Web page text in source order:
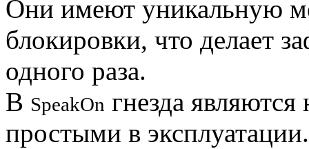
Они имеют уникальную
блокировки, что делает
одного раза.
В SpeakOn гнезда
простыми в